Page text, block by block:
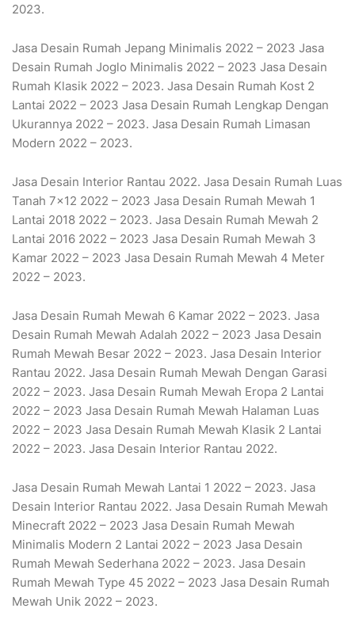
2023.
Jasa Desain Rumah Jepang Minimalis 2022 – 2023 Jasa
Desain Rumah Joglo Minimalis 2022 – 2023 Jasa Desain
Rumah Klasik 2022 – 2023. Jasa Desain Rumah Kost 2
Lantai 2022 – 2023 Jasa Desain Rumah Lengkap Dengan
Ukurannya 2022 – 2023. Jasa Desain Rumah Limasan
Modern 2022 – 2023.
Jasa Desain Interior Rantau 2022. Jasa Desain Rumah Luas
Tanah 7×12 2022 – 2023 Jasa Desain Rumah Mewah 1
Lantai 2018 2022 – 2023. Jasa Desain Rumah Mewah 2
Lantai 2016 2022 – 2023 Jasa Desain Rumah Mewah 3
Kamar 2022 – 2023 Jasa Desain Rumah Mewah 4 Meter
2022 – 2023.
Jasa Desain Rumah Mewah 6 Kamar 2022 – 2023. Jasa
Desain Rumah Mewah Adalah 2022 – 2023 Jasa Desain
Rumah Mewah Besar 2022 – 2023. Jasa Desain Interior
Rantau 2022. Jasa Desain Rumah Mewah Dengan Garasi
2022 – 2023. Jasa Desain Rumah Mewah Eropa 2 Lantai
2022 – 2023 Jasa Desain Rumah Mewah Halaman Luas
2022 – 2023 Jasa Desain Rumah Mewah Klasik 2 Lantai
2022 – 2023. Jasa Desain Interior Rantau 2022.
Jasa Desain Rumah Mewah Lantai 1 2022 – 2023. Jasa
Desain Interior Rantau 2022. Jasa Desain Rumah Mewah
Minecraft 2022 – 2023 Jasa Desain Rumah Mewah
Minimalis Modern 2 Lantai 2022 – 2023 Jasa Desain
Rumah Mewah Sederhana 2022 – 2023. Jasa Desain
Rumah Mewah Type 45 2022 – 2023 Jasa Desain Rumah
Mewah Unik 2022 – 2023.